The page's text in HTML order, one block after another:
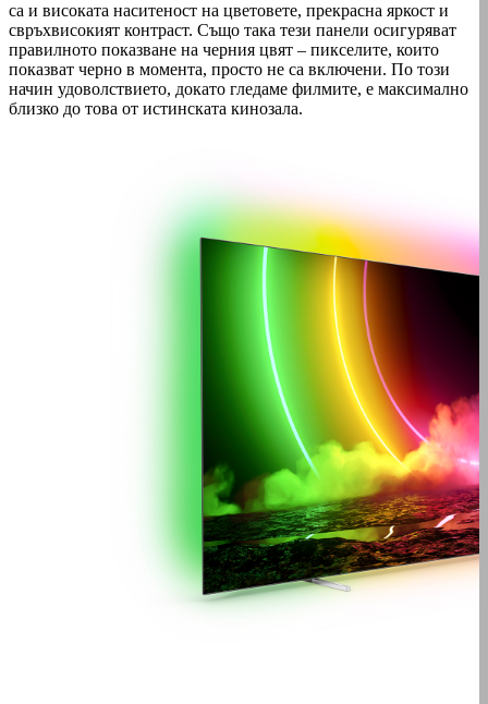
са и високата наситеност на цветовете, прекрасна яркост и
свръхвисокият контраст. Също така тези панели осигуряват
правилното показване на черния цвят – пикселите, които
показват черно в момента, просто не са включени. По този
начин удоволствието, докато гледаме филмите, е максимално
близко до това от истинската кинозала.